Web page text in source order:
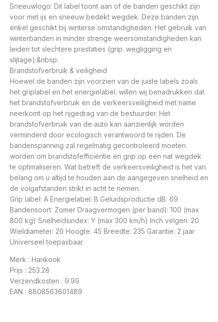
Sneeuwlogo: Dit label toont aan of de banden geschikt zijn
voor met ijs en sneeuw bedekt wegdek. Deze banden zijn
enkel geschikt bij winterse omstandigheden. Het gebruik van
winterbanden in minder strenge weersomstandigheden kan
leiden tot slechtere prestaties (grip. wegligging en
slijtage).&nbsp:
Brandstofverbruik & veiligheid
Hoewel de banden zijn voorzien van de juiste labels zoals
het griplabel en het energielabel. willen wij benadrukken dat
het brandstofverbruik en de verkeersveiligheid met name
neerkomt op het rijgedrag van de bestuurder. Het
brandstofverbruik van de auto kan aanzienlijk worden
verminderd door ecologisch verantwoord te rijden. De
bandenspanning zal regelmatig gecontroleerd moeten
worden om brandstofefficiëntie en grip op een nat wegdek
te optimaliseren. Wat betreft de verkeersveiligheid is het van
belang om u altijd te houden aan de aangegeven snelheid en
de volgafstanden strikt in acht te nemen.
Grip label: A Energielabel: B Geluidsproductie dB: 69
Bandensoort: Zomer Draagvermogen (per band): 100 (max
800 kg) Snelheidsindex: Y (max 300 km/h) Inch velgen: 20
Wieldiameter: 20 Hoogte: 45 Breedte: 235 Garantie: 2 jaar
Universeel toepasbaar
Merk : Hankook
Prijs : 253.28
Verzendkosten : 9.99
EAN : 8808563601489